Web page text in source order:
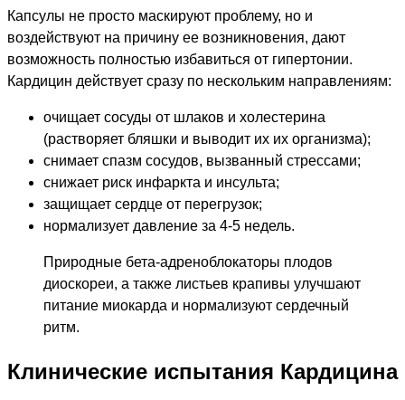
Капсулы не просто маскируют проблему, но и
воздействуют на причину ее возникновения, дают
возможность полностью избавиться от гипертонии.
Кардицин действует сразу по нескольким направлениям:
очищает сосуды от шлаков и холестерина
(растворяет бляшки и выводит их их организма);
снимает спазм сосудов, вызванный стрессами;
снижает риск инфаркта и инсульта;
защищает сердце от перегрузок;
нормализует давление за 4-5 недель.
Природные бета-адреноблокаторы плодов
диоскореи, а также листьев крапивы улучшают
питание миокарда и нормализуют сердечный
ритм.
Клинические испытания Кардицина